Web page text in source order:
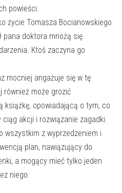
powieści.
życie Tomasza Bocianowskiego
pana doktora mnożą się
Ktoś zaczyna go
mocniej angażuje się w tę
również może grozić
książkę, opowiadającą o tym, co
akcji i rozwiązanie zagadki.
wszystkim z wyprzedzeniem i
plan, nawiązujący do
a mogący mieć tylko jeden
niego.